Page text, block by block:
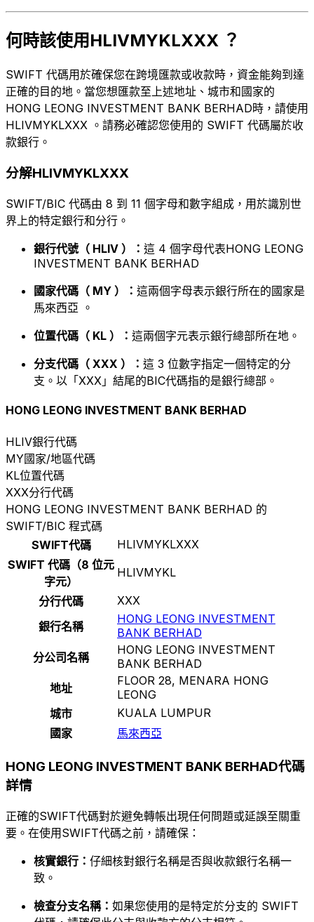
何時該使用HLIVMYKLXXX ？
SWIFT 代碼用於確保您在跨境匯款或收款時，資金能夠到達
正確的目的地。當您想匯款至上述地址、城市和國家的
HONG LEONG INVESTMENT BANK BERHAD時，請使用
HLIVMYKLXXX 。請務必確認您使用的 SWIFT 代碼屬於收
款銀行。
分解HLIVMYKLXXX
SWIFT/BIC 代碼由 8 到 11 個字母和數字組成，用於識別世
界上的特定銀行和分行。
銀行代號（ HLIV ）： 這 4 個字母代表HONG LEONG
INVESTMENT BANK BERHAD
國家代碼（ MY ）： 這兩個字母表示銀行所在的國家是
馬來西亞 。
位置代碼（ KL ）： 這兩個字元表示銀行總部所在地。
分支代碼（ XXX ）： 這 3 位數字指定一個特定的分
支。以「XXX」結尾的BIC代碼指的是銀行總部。
HONG LEONG INVESTMENT BANK BERHAD
HLIV銀行代碼
MY國家/地區代碼
KL位置代碼
XXX分行代碼
HONG LEONG INVESTMENT BANK BERHAD 的
SWIFT/BIC 程式碼
SWIFT代碼
HLIVMYKLXXX
SWIFT 代碼（8 位元
字元）
HLIVMYKL
分行代碼
XXX
銀行名稱
HONG LEONG INVESTMENT
BANK BERHAD
分公司名稱
HONG LEONG INVESTMENT
BANK BERHAD
地址
FLOOR 28, MENARA HONG
LEONG
城市
KUALA LUMPUR
國家
馬來西亞
HONG LEONG INVESTMENT BANK BERHAD代碼
詳情
正確的SWIFT代碼對於避免轉帳出現任何問題或延誤至關重
要。在使用SWIFT代碼之前，請確保：
核實銀行： 仔細核對銀行名稱是否與收款銀行名稱一
致。
檢查分支名稱： 如果您使用的是特定於分支的 SWIFT